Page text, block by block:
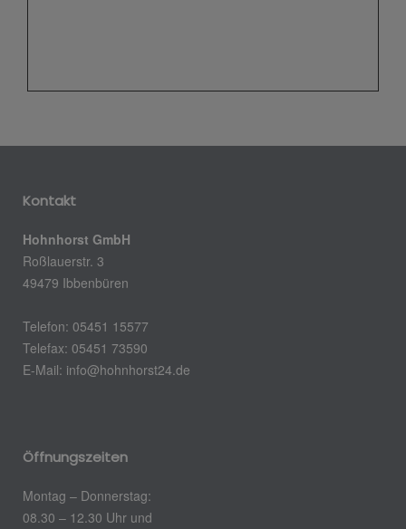
Kontakt
Hohnhorst GmbH
Roßlauerstr. 3
49479 Ibbenbüren
Telefon: 05451 15577
Telefax: 05451 73590
E-Mail: info@hohnhorst24.de
Öffnungszeiten
Montag – Donnerstag:
08.30 – 12.30 Uhr und